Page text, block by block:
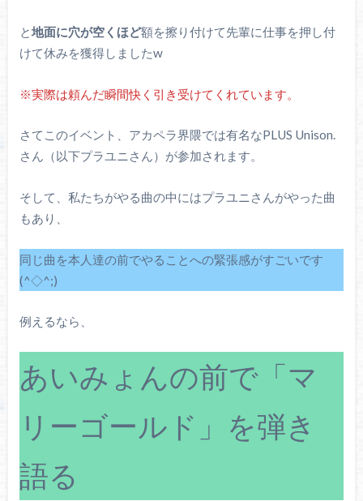
と地面に穴が空くほど額を擦り付けて先輩に仕事を押し付
けて休みを獲得しましたw
※実際は頼んだ瞬間快く引き受けてくれています。
さてこのイベント、アカペラ界隈では有名なPLUS Unison.
さん（以下プラユニさん）が参加されます。
そして、私たちがやる曲の中にはプラユニさんがやった曲
もあり、
同じ曲を本人達の前でやることへの緊張感がすごいです
(^◇^;)
例えるなら、
あいみょんの前で「マ
リーゴールド」を弾き
語る